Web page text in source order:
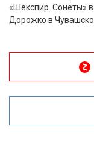
«Шекспир. Сонеты»
Дорожко в